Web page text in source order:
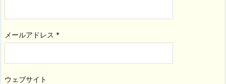
メールアドレス *
ウェブサイト